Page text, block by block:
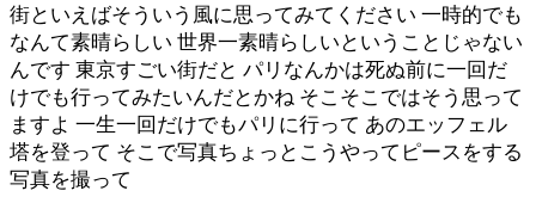
街といえばそういう風に思ってみてください 一時的でも
なんて素晴らしい 世界一素晴らしいということじゃない
んです 東京すごい街だと パリなんかは死ぬ前に一回だ
けでも行ってみたいんだとかね そこそこではそう思って
ますよ 一生一回だけでもパリに行って あのエッフェル
塔を登って そこで写真ちょっとこうやってピースをする
写真を撮って